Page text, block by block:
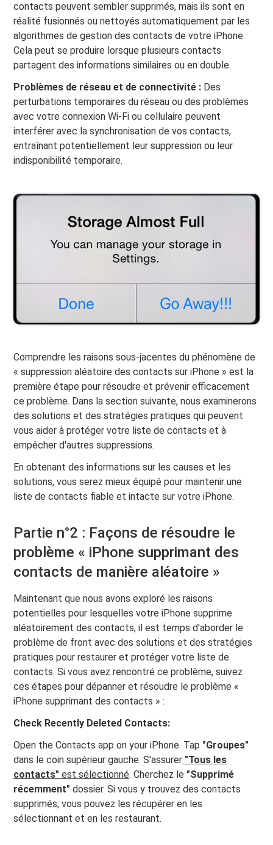
contacts peuvent sembler supprimés, mais ils sont en
réalité fusionnés ou nettoyés automatiquement par les
algorithmes de gestion des contacts de votre iPhone.
Cela peut se produire lorsque plusieurs contacts
partagent des informations similaires ou en double.
Problèmes de réseau et de connectivité : Des
perturbations temporaires du réseau ou des problèmes
avec votre connexion Wi-Fi ou cellulaire peuvent
interférer avec la synchronisation de vos contacts,
entraînant potentiellement leur suppression ou leur
indisponibilité temporaire.
Comprendre les raisons sous-jacentes du phénomène de
« suppression aléatoire des contacts sur iPhone » est la
première étape pour résoudre et prévenir efficacement
ce problème. Dans la section suivante, nous examinerons
des solutions et des stratégies pratiques qui peuvent
vous aider à protéger votre liste de contacts et à
empêcher d'autres suppressions.
En obtenant des informations sur les causes et les
solutions, vous serez mieux équipé pour maintenir une
liste de contacts fiable et intacte sur votre iPhone.
Partie n°2 : Façons de résoudre le
problème « iPhone supprimant des
contacts de manière aléatoire »
Maintenant que nous avons exploré les raisons
potentielles pour lesquelles votre iPhone supprime
aléatoirement des contacts, il est temps d'aborder le
problème de front avec des solutions et des stratégies
pratiques pour restaurer et protéger votre liste de
contacts. Si vous avez rencontré ce problème, suivez
ces étapes pour dépanner et résoudre le problème «
iPhone supprimant des contacts » :
Check Recently Deleted Contacts:
Open the Contacts app on your iPhone. Tap "Groupes"
dans le coin supérieur gauche. S'assurer "Tous les
contacts" est sélectionné. Cherchez le "Supprimé
récemment" dossier. Si vous y trouvez des contacts
supprimés, vous pouvez les récupérer en les
sélectionnant et en les restaurant.